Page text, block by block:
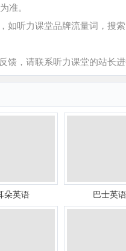
准。
听力课堂品牌流量词，搜
，请联系听力课堂的站长进
朵英语 巴士英